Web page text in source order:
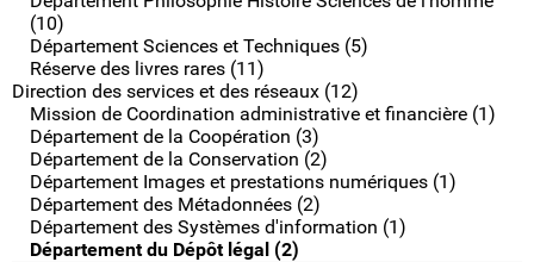
(10)
Département Sciences et Techniques (5)
Réserve des livres rares (11)
Direction des services et des réseaux (12)
Mission de Coordination administrative et financière (1)
Département de la Coopération (3)
Département de la Conservation (2)
Département Images et prestations numériques (1)
Département des Métadonnées (2)
Département des Systèmes d'information (1)
Département du Dépôt légal (2)